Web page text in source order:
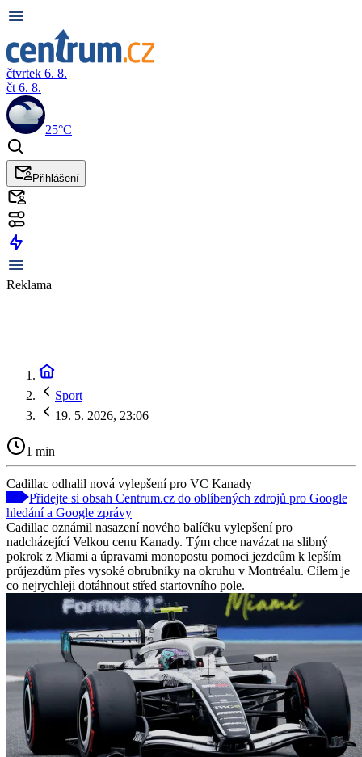
čtvrtek 6. 8.
čt 6. 8.
25°C
Přihlášení
Reklama
Sport
19. 5. 2026, 23:06
1 min
Cadillac odhalil nová vylepšení pro VC Kanady
Přidejte si obsah Centrum.cz do oblíbených zdrojů pro Google
hledání a Google zprávy
Cadillac oznámil nasazení nového balíčku vylepšení pro
nadcházející Velkou cenu Kanady. Tým chce navázat na slibný
pokrok z Miami a úpravami monopostu pomoci jezdcům k lepším
průjezdům přes vysoké obrubníky na okruhu v Montréalu. Cílem je
co nejrychleji dotáhnout střed startovního pole.